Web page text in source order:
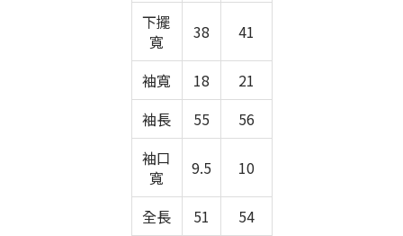
下擺
寬
38 41
袖寬 18
21
袖長
55
56
袖口
寬
9.5 10
全長 51 54